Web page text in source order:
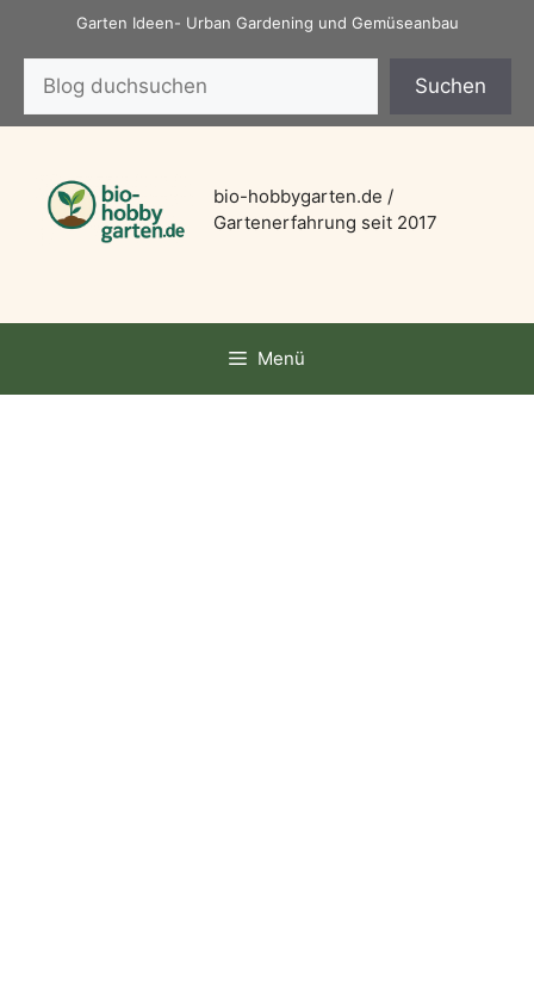
springen
Garten Ideen- Urban Gardening und Gemüseanbau
Suchen
bio-hobbygarten.de /
Gartenerfahrung seit 2017
Menü